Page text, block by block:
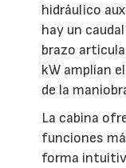
hidráulico
hay un
brazo
kW amplían
de la
La cabina
funciones
forma